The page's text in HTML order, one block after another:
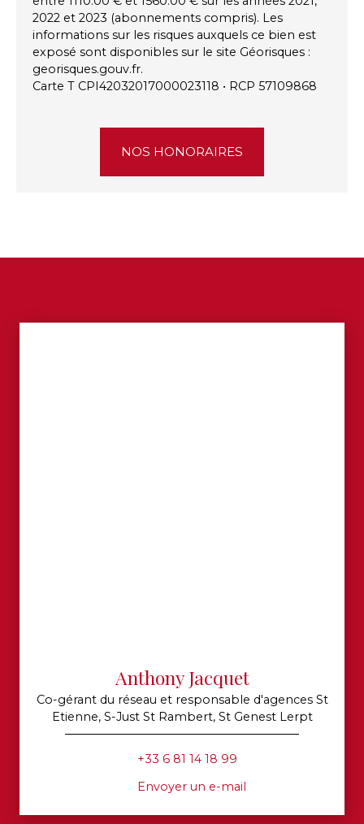
2022 et 2023 (abonnements compris). Les
informations sur les risques auxquels ce bien est
exposé sont disponibles sur le site Géorisques :
georisques.gouv.fr.
Carte T CPI42032017000023118 • RCP 57109868
NOS HONORAIRES
Anthony Jacquet
Co-gérant du réseau et responsable d'agences St
Etienne, S-Just St Rambert, St Genest Lerpt
+33 6 81 14 18 99
Envoyer un e-mail